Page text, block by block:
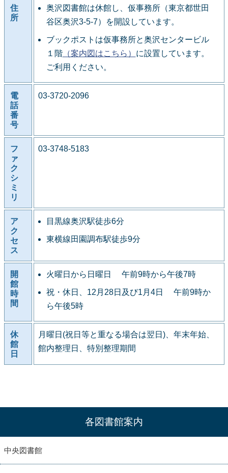
住
所
奥沢図書館は休館し、仮事務所（東京都世田
谷区奥沢3-5-7）を開設しています。
ブックポストは仮事務所と奥沢センタービル
１階（案内図はこちら） に設置しています。
ご利用ください。
電
話
番
号
03-3720-2096
フ
ァ
ク
シ
ミ
リ
03-3748-5183
ア
ク
セ
ス
目黒線奥沢駅徒歩6分
東横線田園調布駅徒歩9分
開
館
時
間
火曜日から日曜日 午前9時から午後7時
祝・休日、12月28日及び1月4日 午前9時か
ら午後5時
休
館
日
月曜日(祝日等と重なる場合は翌日)、年末年始、
館内整理日、特別整理期間
各図書館案内
中央図書館